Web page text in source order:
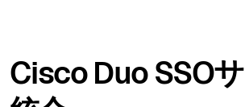
Cisco Duo SSO